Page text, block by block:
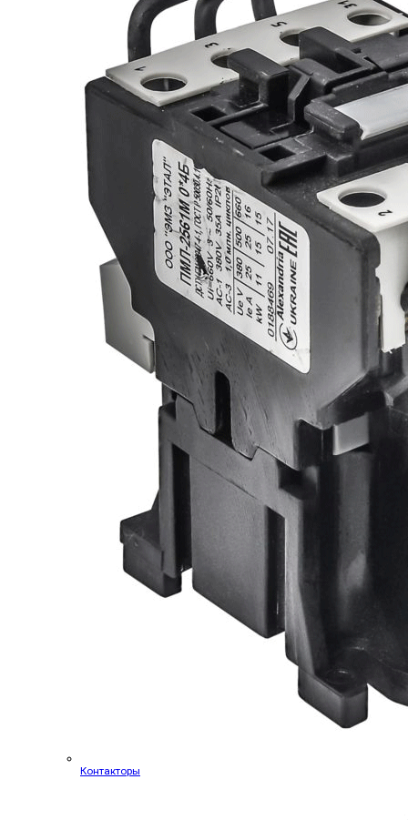
Контакторы